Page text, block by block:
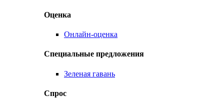
Оценка
Онлайн-оценка
Специальные предложения
Зеленая гавань
Спрос